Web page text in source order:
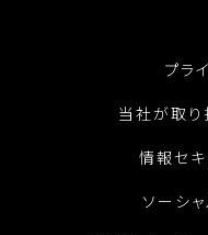
プラ
当社が取り
情報セ
ソーシ